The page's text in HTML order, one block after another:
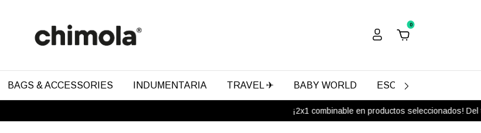
0
BAGS & ACCESSORIES INDUMENTARIA TRAVEL ✈ BABY WORLD ESCOLAR
¡2x1 combinable en productos seleccionados! Del